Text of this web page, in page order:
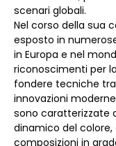
scenari globali.
Nel corso della sua
esposto in
in Europa e nel
riconoscimenti per
fondere tecniche
innovazioni
sono caratterizzate
dinamico del colore,
composizioni in